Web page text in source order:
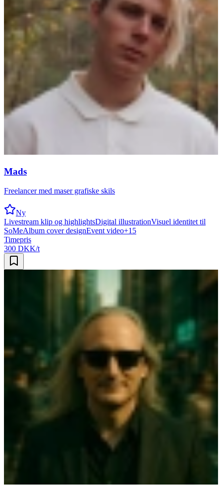
Mads
Freelancer med maser grafiske skils
Ny
Livestream klip og highlightsDigital illustrationVisuel identitet til
SoMeAlbum cover designEvent video+15
Timepris
300 DKK/t